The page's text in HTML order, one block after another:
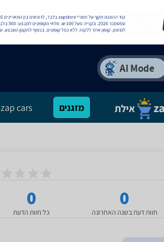
מזגנים zap cars
0
חוות דעת בשנה האחרונה
0
כל חוות הדעת